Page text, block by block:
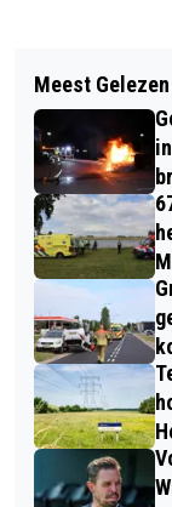
ETZ
BESTE
LOON OP
KINDEREN
Meest Gelezen